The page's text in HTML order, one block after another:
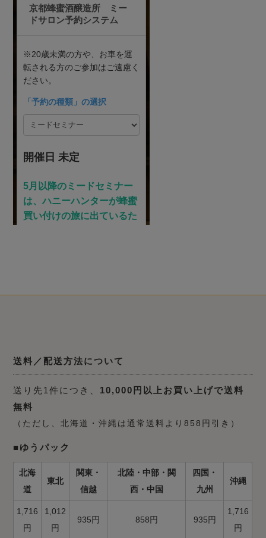
送料／配送方法について
送り先1件につき、 10,000円以上お買い上げで送料
無料
（ただし、北海道・沖縄は通常送料より858円引き）
■ゆうパック
北海
道
東北
関東・
信越
北陸・中部・関
西・中国
四国・
九州
沖縄
1,716
円
1,012
円
935円 858円 935円
1,716
円